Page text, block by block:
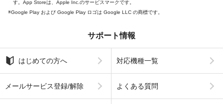
す。App Storeは、Apple Inc.のサービスマークです。
Google Play および Google Play ロゴは Google LLC の商標です。
サポート情報
はじめての方へ 対応機種一覧
メールサービス登録/解除 よくある質問